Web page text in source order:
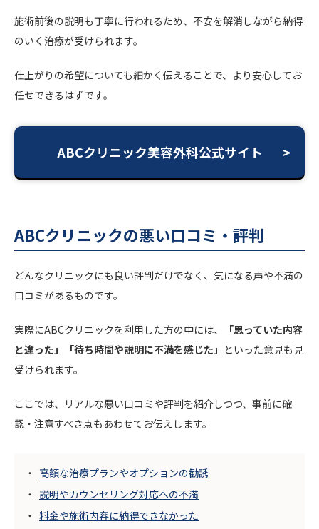
施術前後の説明も丁寧に行われるため、不安を解消しながら納得
のいく治療が受けられます。
仕上がりの希望についても細かく伝えることで、より安心してお
任せできるはずです。
ABCクリニック美容外科公式サイト
ABCクリニックの悪い口コミ・評判
どんなクリニックにも良い評判だけでなく、気になる声や不満の
口コミがあるものです。
実際にABCクリニックを利用した方の中には、
「思っていた内容
と違った」「待ち時間や説明に不満を感じた」 といった意見も見
受けられます。
ここでは、リアルな悪い口コミや評判を紹介しつつ、事前に確
認・注意すべき点もあわせてお伝えします。
高額な治療プランやオプションの勧誘
説明やカウンセリング対応への不満
料金や施術内容に納得できなかった